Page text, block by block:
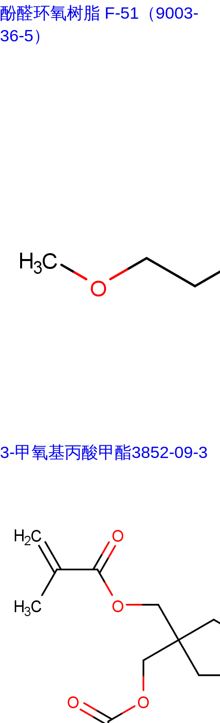
酚醛环氧树脂 F-51（9003-
36-5）
3-甲氧基丙酸甲酯3852-09-3